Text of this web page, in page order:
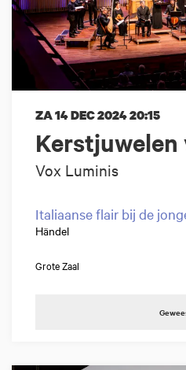
Kerstjuwelen
Vox Luminis
ZA 14 DEC 202420:15
Italiaanse flair bij de
Händel
Grote Zaal